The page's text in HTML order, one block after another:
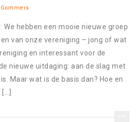
We hebben een mooie nieuwe groep
van onze vereniging – jong of wat
en interessant voor de
nieuwe uitdaging: aan de slag met
Maar wat is de basis dan? Hoe en